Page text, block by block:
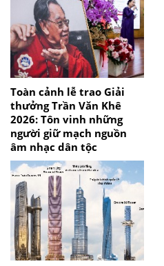
Toàn cảnh lễ trao Giải
thưởng Trần Văn Khê
2026: Tôn vinh những
người giữ mạch nguồn
âm nhạc dân tộc